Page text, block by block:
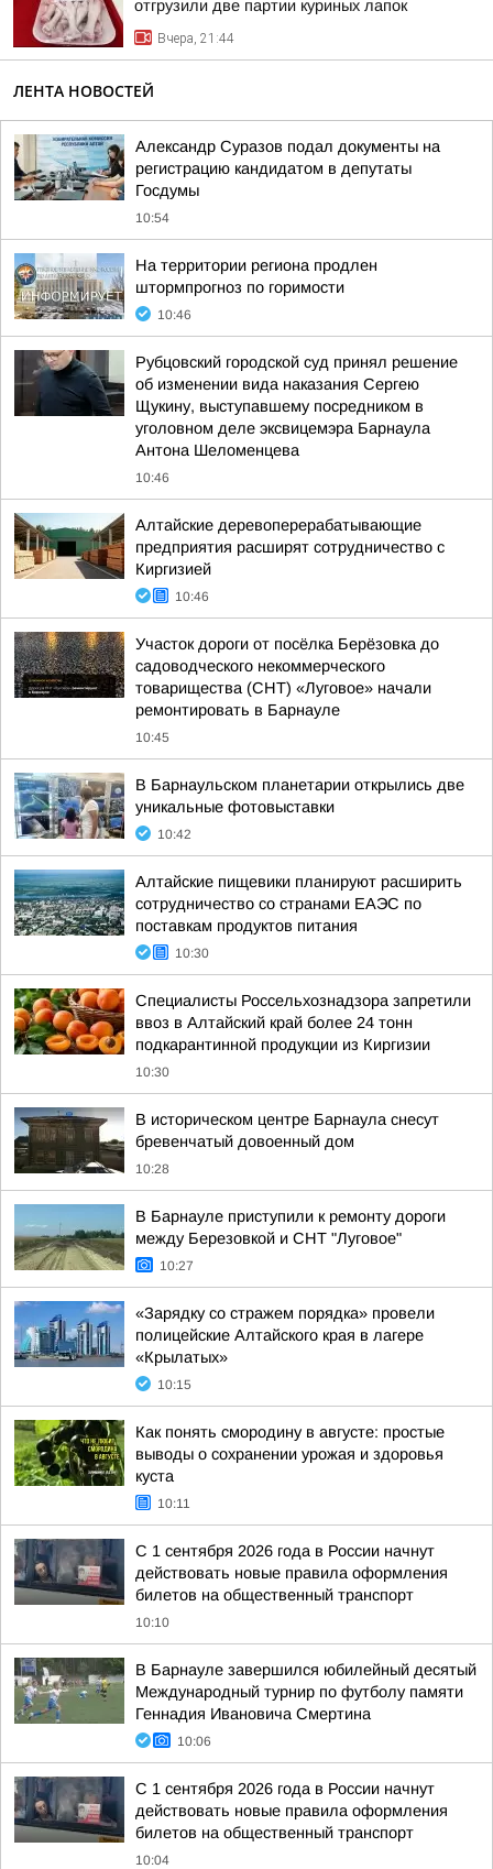
отгрузили две партии куриных лапок
Вчера, 21:44
ЛЕНТА НОВОСТЕЙ
Александр Суразов подал документы на
регистрацию кандидатом в депутаты
Госдумы
10:54
На территории региона продлен
штормпрогноз по горимости
10:46
Рубцовский городской суд принял решение
об изменении вида наказания Сергею
Щукину, выступавшему посредником в
уголовном деле эксвицемэра Барнаула
Антона Шеломенцева
10:46
Алтайские деревоперерабатывающие
предприятия расширят сотрудничество с
Киргизией
10:46
Участок дороги от посёлка Берёзовка до
садоводческого некоммерческого
товарищества (СНТ) «Луговое» начали
ремонтировать в Барнауле
10:45
В Барнаульском планетарии открылись две
уникальные фотовыставки
10:42
Алтайские пищевики планируют расширить
сотрудничество со странами ЕАЭС по
поставкам продуктов питания
10:30
Специалисты Россельхознадзора запретили
ввоз в Алтайский край более 24 тонн
подкарантинной продукции из Киргизии
10:30
В историческом центре Барнаула снесут
бревенчатый довоенный дом
10:28
В Барнауле приступили к ремонту дороги
между Березовкой и СНТ "Луговое"
10:27
«Зарядку со стражем порядка» провели
полицейские Алтайского края в лагере
«Крылатых»
10:15
Как понять смородину в августе: простые
выводы о сохранении урожая и здоровья
куста
10:11
С 1 сентября 2026 года в России начнут
действовать новые правила оформления
билетов на общественный транспорт
10:10
В Барнауле завершился юбилейный десятый
Международный турнир по футболу памяти
Геннадия Ивановича Смертина
10:06
С 1 сентября 2026 года в России начнут
действовать новые правила оформления
билетов на общественный транспорт
10:04